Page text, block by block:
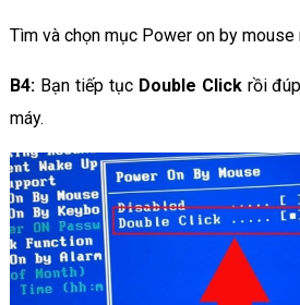
Tìm và chọn mục Power on by mouse
B4:Bạn tiếp tục Double Clickrồi
máy.